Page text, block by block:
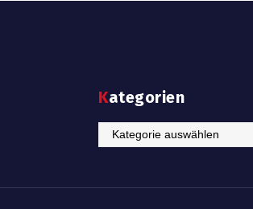
Kategorien
Kategorien